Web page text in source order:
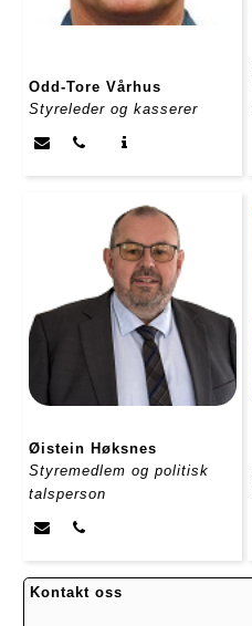
Odd-Tore Vårhus
Styreleder og kasserer
Øistein Høksnes
Styremedlem og politisk
talsperson
Kontakt oss